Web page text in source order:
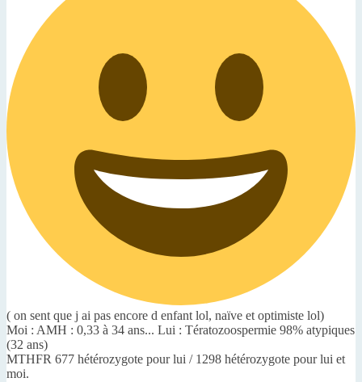
( on sent que j ai pas encore d enfant lol, naïve et optimiste lol)
Moi : AMH : 0,33 à 34 ans... Lui : Tératozoospermie 98% atypiques
(32 ans)
MTHFR 677 hétérozygote pour lui / 1298 hétérozygote pour lui et
moi.